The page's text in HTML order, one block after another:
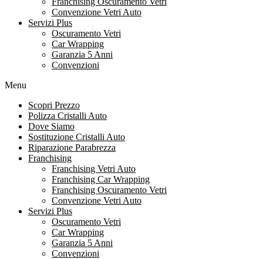
Convenzione Vetri Auto
Servizi Plus
Oscuramento Vetri
Car Wrapping
Garanzia 5 Anni
Convenzioni
Menu
Scopri Prezzo
Polizza Cristalli Auto
Dove Siamo
Sostituzione Cristalli Auto
Riparazione Parabrezza
Franchising
Franchising Vetri Auto
Franchising Car Wrapping
Franchising Oscuramento Vetri
Convenzione Vetri Auto
Servizi Plus
Oscuramento Vetri
Car Wrapping
Garanzia 5 Anni
Convenzioni